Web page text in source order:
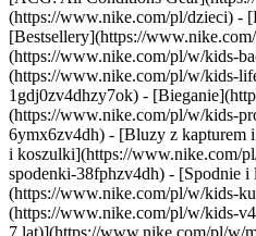
(https://www.nike.com/pl/dzieci) -
[Bestsellery](https://
(https://www.nike.com/pl/w/kids-
(https://www.nike.com/pl/w/kids-
1gdj0zv4dhzy7ok) -
(https://www.nike.com/pl/w/kids-
6ymx6zv4dh) - [Bluzy z kapturem
i koszulki](https://www.nike.com/
spodenki-38fphzv4dh) - [Spodnie
(https://www.nike.com/pl/w/kids-
(https://www.nike.com/pl/w/kids-
7 lat)](https://www.nike.com/pl/w/